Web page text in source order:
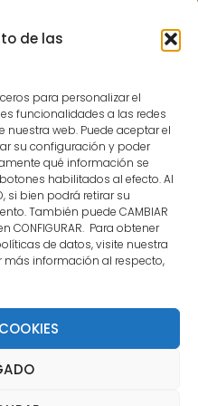
de las
para personalizar el
funcionalidades a las redes
nuestra web. Puede aceptar el
su configuración y poder
qué información se
habilitados al efecto. Al
si bien podrá retirar su
También puede CAMBIAR
Para obtener
de datos, visite nuestra
más información al respecto,
not allowed
a confirmed